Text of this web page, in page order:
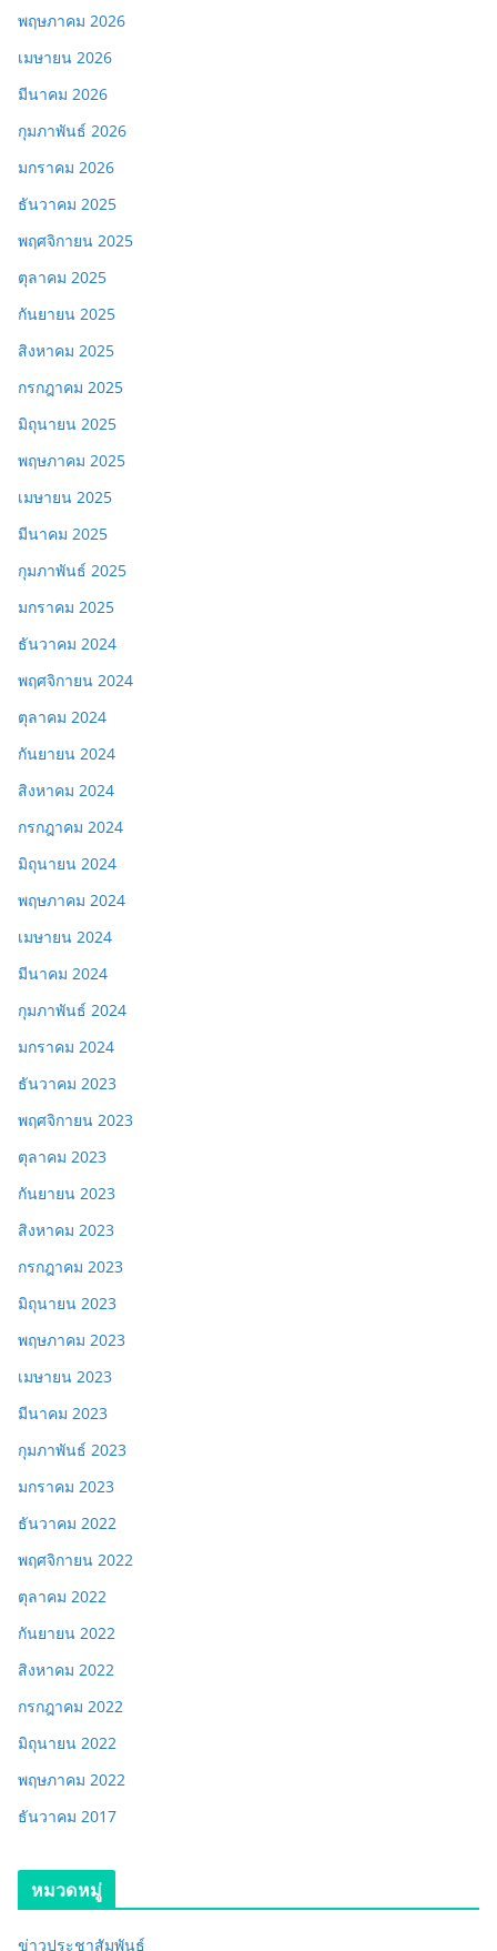
พฤษภาคม 2026
เมษายน 2026
มีนาคม 2026
กุมภาพันธ์ 2026
มกราคม 2026
ธันวาคม 2025
พฤศจิกายน 2025
ตุลาคม 2025
กันยายน 2025
สิงหาคม 2025
กรกฎาคม 2025
มิถุนายน 2025
พฤษภาคม 2025
เมษายน 2025
มีนาคม 2025
กุมภาพันธ์ 2025
มกราคม 2025
ธันวาคม 2024
พฤศจิกายน 2024
ตุลาคม 2024
กันยายน 2024
สิงหาคม 2024
กรกฎาคม 2024
มิถุนายน 2024
พฤษภาคม 2024
เมษายน 2024
มีนาคม 2024
กุมภาพันธ์ 2024
มกราคม 2024
ธันวาคม 2023
พฤศจิกายน 2023
ตุลาคม 2023
กันยายน 2023
สิงหาคม 2023
กรกฎาคม 2023
มิถุนายน 2023
พฤษภาคม 2023
เมษายน 2023
มีนาคม 2023
กุมภาพันธ์ 2023
มกราคม 2023
ธันวาคม 2022
พฤศจิกายน 2022
ตุลาคม 2022
กันยายน 2022
สิงหาคม 2022
กรกฎาคม 2022
มิถุนายน 2022
พฤษภาคม 2022
ธันวาคม 2017
หมวดหมู่
ข่าวประชาสัมพันธ์